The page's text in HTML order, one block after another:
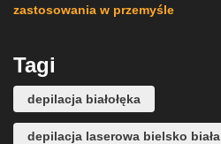
zastosowania w przemyśle
Tagi
depilacja białołęka
depilacja laserowa bielsko biała